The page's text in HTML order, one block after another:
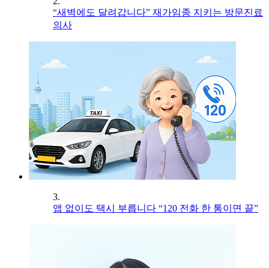
“새벽에도 달려갑니다” 재가임종 지키는 방문진료
의사
3.
앱 없이도 택시 부릅니다 “120 전화 한 통이면 끝”